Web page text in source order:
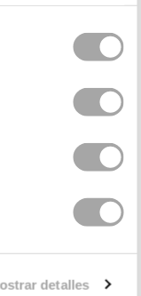
detalles